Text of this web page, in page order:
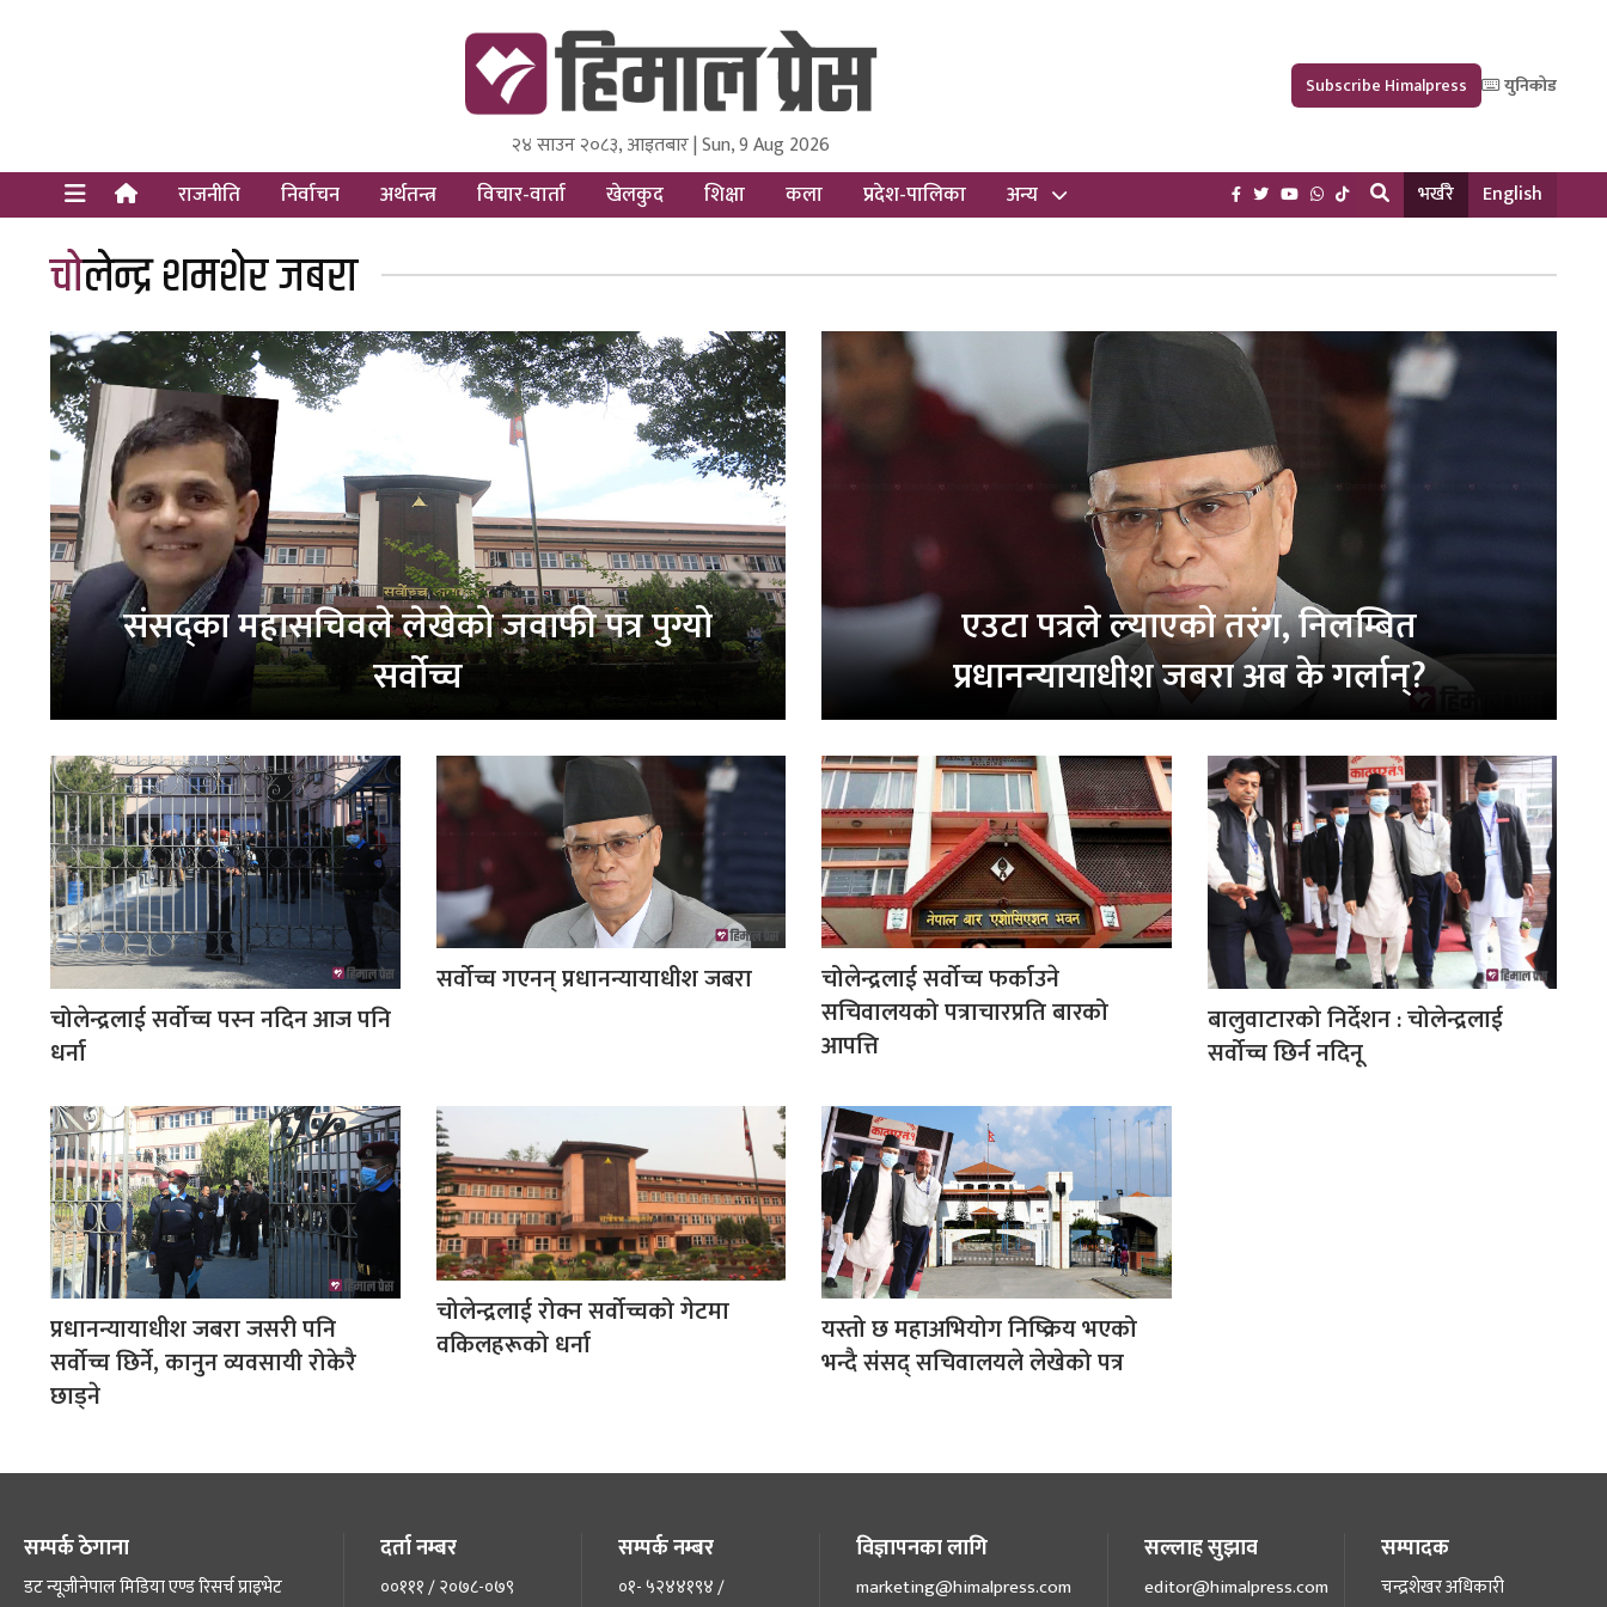
Himal Press
Dot NewsyNepal Media and Research Pvt Ltd.
२४ साउन २०८३, आइतबार | Sun, 9 Aug 2026
Subscribe Himalpress युनिकोड
राजनीति निर्वाचन अर्थतन्त्र विचार-वार्ता खेलकुद शिक्षा कला प्रदेश-पालिका अन्य भर्खरै English
चोलेन्द्र शमशेर जबरा
संसद्‌का महासचिवले लेखेको जवाफी पत्र पुग्यो
सर्वोच्च
एउटा पत्रले ल्याएको तरंग, निलम्बित
प्रधानन्यायाधीश जबरा अब के गर्लान्?
चोलेन्द्रलाई सर्वोच्च पस्न नदिन आज पनि
धर्ना
सर्वोच्च गएनन् प्रधानन्यायाधीश जबरा
चोलेन्द्रलाई सर्वोच्च फर्काउने
सचिवालयको पत्राचारप्रति बारको
आपत्ति
बालुवाटारको निर्देशन : चोलेन्द्रलाई
सर्वोच्च छिर्न नदिनू
प्रधानन्यायाधीश जबरा जसरी पनि
सर्वोच्च छिर्ने, कानुन व्यवसायी रोकेरै
छाड्ने
चोलेन्द्रलाई रोक्न सर्वोच्चको गेटमा
वकिलहरूको धर्ना
यस्तो छ महाअभियोग निष्क्रिय भएको
भन्दै संसद् सचिवालयले लेखेको पत्र
सम्पर्क ठेगाना
डट न्यूजीनेपाल मिडिया एण्ड रिसर्च प्राइभेट
दर्ता नम्बर
००१११ / २०७८-०७९
सम्पर्क नम्बर
०१- ५२४४१९४ /
विज्ञापनका लागि
marketing@himalpress.com
सल्लाह सुझाव
editor@himalpress.com
सम्पादक
चन्द्रशेखर अधिकारी